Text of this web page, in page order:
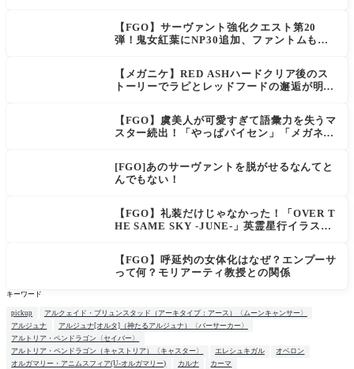
【FGO】サーヴァント強化クエスト第20
弾！鬼女紅葉にNP30追加、ファントムも大
【メガニケ】RED ASHハードクリア後のス
トーリーでラピとレッドフードの邂逅が明か
【FGO】虞美人が可愛すぎて語彙力を失うマ
スター続出！「やっぱパイセン」「メガネよ
[FGO]あのサーヴァントを脱がせるなんてと
んでもない！
【FGO】礼装だけじゃなかった！「OVER T
HE SAME SKY -JUNE-」英霊星行イラスト
【FGO】呼延灼の女体化はなぜ？エンプーサ
って何？モリアーティ教授との関係
キーワード
pickup
アルクェイド・ブリュンスタッド（アーキタイプ：アース）〈ムーンキャンサー〉
アルジュナ
アルジュナ[オルタ]（神たるアルジュナ）〈バーサーカー〉
アルトリア・ペンドラゴン〈セイバー〉
アルトリア・ペンドラゴン（キャストリア）〈キャスター〉
エレシュキガル
オベロン
オルガマリー・アニムスフィア(U-オルガマリー)
カルナ
カーマ